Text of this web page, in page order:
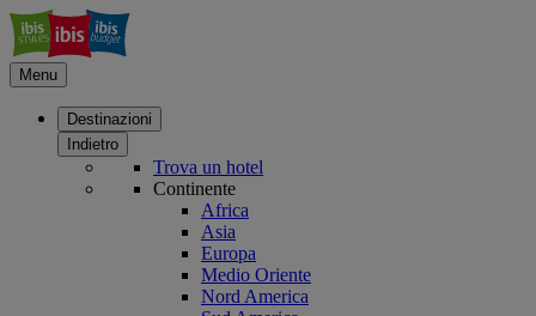
Menu
Destinazioni
Indietro
Trova un hotel
Continente
Africa
Asia
Europa
Medio Oriente
Nord America